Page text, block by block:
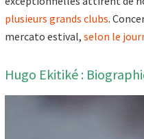
plusieurs grands clubs.
mercato estival, selon le
Hugo Ekitiké :